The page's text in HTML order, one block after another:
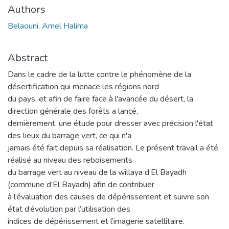
Authors
Belaouni, Amel Halima
Abstract
Dans le cadre de la lutte contre le phénomène de la
désertification qui menace les régions nord
du pays, et afin de faire face à l'avancée du désert, la
direction générale des forêts a lancé,
dernièrement, une étude pour dresser avec précision l'état
des lieux du barrage vert, ce qui n'a
jamais été fait depuis sa réalisation. Le présent travail a été
réalisé au niveau des reboisements
du barrage vert au niveau de la willaya d’El Bayadh
(commune d’El Bayadh) afin de contribuer
à l’évaluation des causes de dépérissement et suivre son
état d’évolution par l’utilisation des
indices de dépérissement et l’imagerie satellitaire.